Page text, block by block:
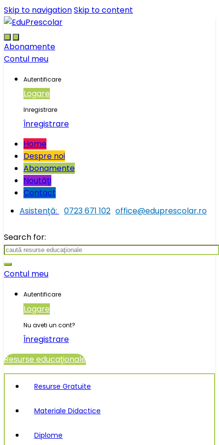
Skip to navigationSkip to content
Abonamente
Contul meu
Autentificare
Logare
Inregistrare
Înregistrare
Home
Despre noi
Abonamente
Noutăţi
Contact
Asistenţă:
0723 671 102 office@eduprescolar.ro
Search for:
Contul meu
Autentificare
Logare
Nu aveti un cont?
Înregistrare
Resurse educaţionale
Resurse Gratuite
Materiale Didactice
Diplome